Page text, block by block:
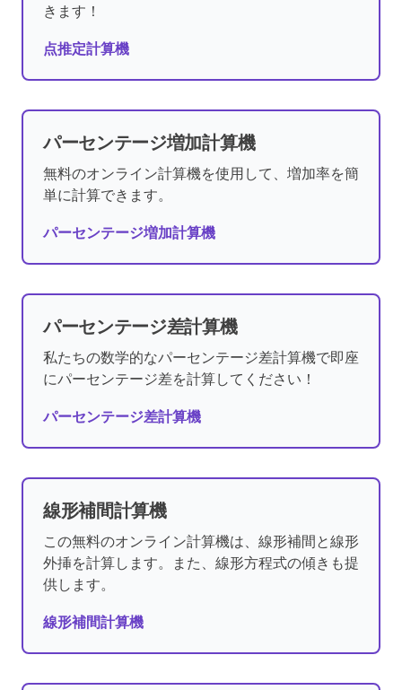
きます！
点推定計算機
パーセンテージ増加計算機
無料のオンライン計算機を使用して、増加率を簡
単に計算できます。
パーセンテージ増加計算機
パーセンテージ差計算機
私たちの数学的なパーセンテージ差計算機で即座
にパーセンテージ差を計算してください！
パーセンテージ差計算機
線形補間計算機
この無料のオンライン計算機は、線形補間と線形
外挿を計算します。また、線形方程式の傾きも提
供します。
線形補間計算機